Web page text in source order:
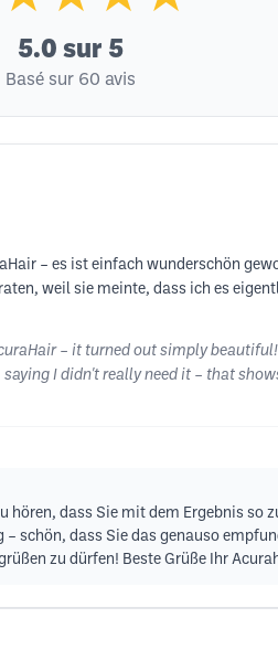
5.0 sur 5
Basé sur 60 avis
– es ist einfach wunderschön
weil sie meinte, dass ich es
– it turned out simply
I didn't really need it – that
hören, dass Sie mit dem Ergebnis
schön, dass Sie das genauso
zu dürfen! Beste Grüße Ihr